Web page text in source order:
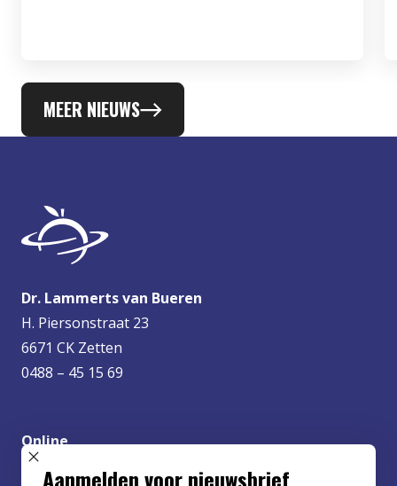
MEER NIEUWS
Dr. Lammerts van Bueren
H. Piersonstraat 23
6671 CK Zetten
0488 – 45 15 69
Online
info@lvbueren.nl
SLUIT POPUP
Aanmelden voor nieuwsbrief